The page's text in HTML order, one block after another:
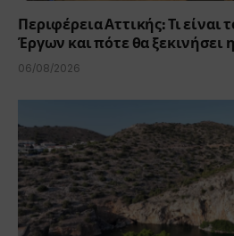
Περιφέρεια Αττικής: Τι είναι
Έργων και πότε θα ξεκινήσει
06/08/2026